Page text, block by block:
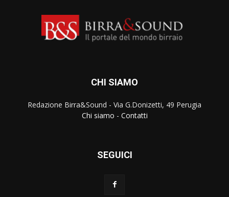
CHI SIAMO
Redazione Birra&Sound - Via G.Donizetti, 49 Perugia
Chi siamo - Contatti
SEGUICI